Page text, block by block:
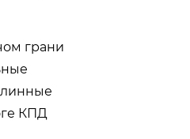
грани
КПД